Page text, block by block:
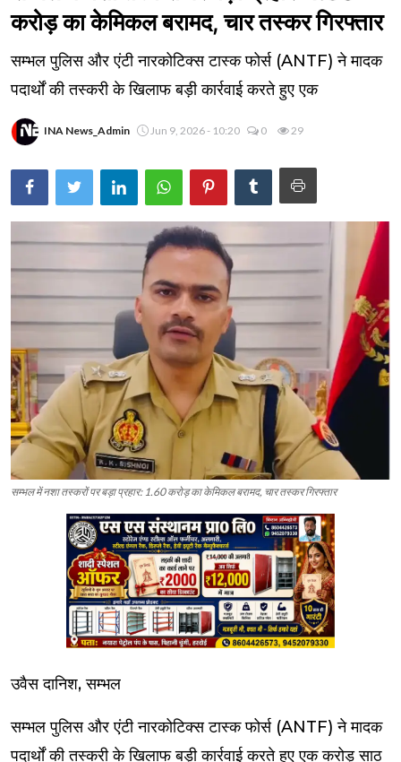
करोड़ का केमिकल बरामद, चार तस्कर गिरफ्तार
सम्भल पुलिस और एंटी नारकोटिक्स टास्क फोर्स (ANTF) ने मादक
पदार्थों की तस्करी के खिलाफ बड़ी कार्रवाई करते हुए एक
INA News_Admin Jun 9, 2026 - 10:20 0 29
सम्भल में नशा तस्करों पर बड़ा प्रहार: 1.60 करोड़ का केमिकल बरामद, चार तस्कर गिरफ्तार
उवैस दानिश, सम्भल
सम्भल पुलिस और एंटी नारकोटिक्स टास्क फोर्स (ANTF) ने मादक
पदार्थों की तस्करी के खिलाफ बड़ी कार्रवाई करते हुए एक करोड़ साठ